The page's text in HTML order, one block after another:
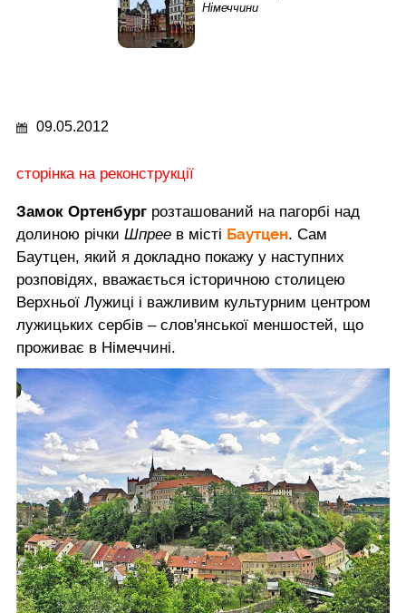
Німеччини
09.05.2012
сторінка на реконструкції
Замок Ортенбург розташований на пагорбі над
долиною річки Шпрее в місті Баутцен. Сам
Баутцен, який я докладно покажу у наступних
розповідях, вважається історичною столицею
Верхньої Лужиці і важливим культурним центром
лужицьких сербів – слов'янської меншостей, що
проживає в Німеччині.